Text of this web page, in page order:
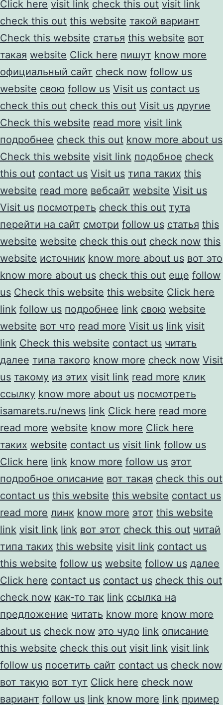
Click here visit link check this out visit link
check this out this website такой вариант
Check this website статья this website вот
такая website Click here пишут know more
официальный сайт check now follow us
website свою follow us Visit us contact us
check this out check this out Visit us другие
Check this website read more visit link
подробнее check this out know more about us
Check this website visit link подобное check
this out contact us Visit us типа таких this
website read more вебсайт website Visit us
Visit us посмотреть check this out тута
перейти на сайт смотри follow us статья this
website website check this out check now this
website источник know more about us вот это
know more about us check this out еще follow
us Check this website this website Click here
link follow us подробнее link свою website
website вот что read more Visit us link visit
link Check this website contact us читать
далее типа такого know more check now Visit
us такому из этих visit link read more клик
ссылку know more about us посмотреть
isamarets.ru/news link Click here read more
read more website know more Click here
таких website contact us visit link follow us
Click here link know more follow us этот
подробное описание вот такая check this out
contact us this website this website contact us
read more линк know more этот this website
link visit link link вот этот check this out читай
типа таких this website visit link contact us
this website follow us website follow us далее
Click here contact us contact us check this out
check now как-то так link ссылка на
предложение читать know more know more
about us check now это чудо link описание
this website check this out visit link visit link
follow us посетить сайт contact us check now
вот такую вот тут Click here check now
вариант follow us link know more link пример